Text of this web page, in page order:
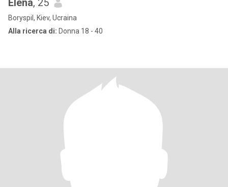
Elena, 25
Boryspil, Kiev, Ucraina
Alla ricerca di: Donna 18 - 40